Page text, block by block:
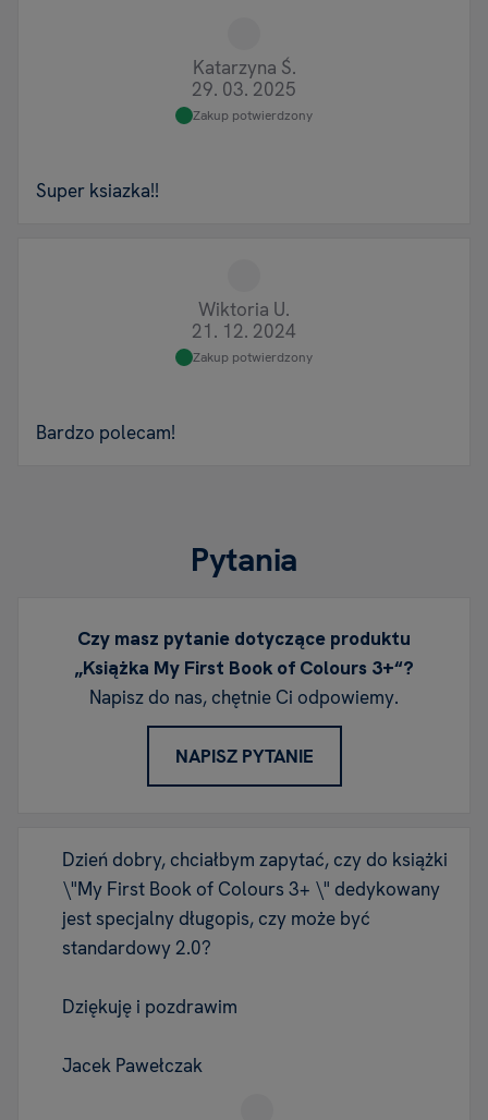
Katarzyna Ś.
29. 03. 2025
Zakup potwierdzony
Super ksiazka!!
Wiktoria U.
21. 12. 2024
Zakup potwierdzony
Bardzo polecam!
Pytania
Czy masz pytanie dotyczące produktu
„Książka My First Book of Colours 3+“?
Napisz do nas, chętnie Ci odpowiemy.
NAPISZ PYTANIE
Dzień dobry, chciałbym zapytać, czy do książki
\"My First Book of Colours 3+ \" dedykowany
jest specjalny długopis, czy może być
standardowy 2.0?
Dziękuję i pozdrawim
Jacek Pawełczak